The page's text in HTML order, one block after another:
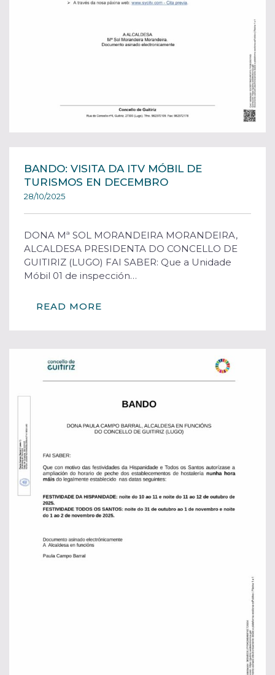
BANDO: VISITA DA ITV MÓBIL DE
TURISMOS EN DECEMBRO
28/10/2025
DONA Mª SOL MORANDEIRA MORANDEIRA,
ALCALDESA PRESIDENTA DO CONCELLO DE
GUITIRIZ (LUGO) FAI SABER: Que a Unidade
Móbil 01 de inspección…
READ MORE